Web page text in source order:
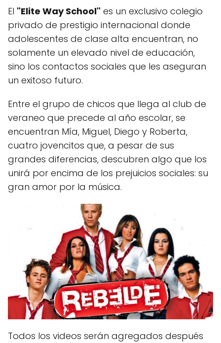
El "Elite Way School" es un exclusivo colegio
privado de prestigio internacional donde
adolescentes de clase alta encuentran, no
solamente un elevado nivel de educación,
sino los contactos sociales que les aseguran
un exitoso futuro.
Entre el grupo de chicos que llega al club de
veraneo que precede al año escolar, se
encuentran Mía, Miguel, Diego y Roberta,
cuatro jovencitos que, a pesar de sus
grandes diferencias, descubren algo que los
unirá por encima de los prejuicios sociales: su
gran amor por la música.
Todos los videos serán agregados después